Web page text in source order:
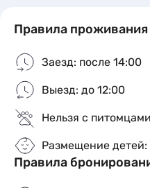
Правила проживания
Заезд: после 14:00
Выезд: до 12:00
Нельзя с питомцами
Размещение детей:
Правила